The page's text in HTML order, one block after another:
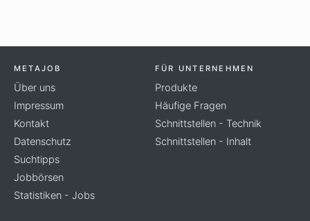
METAJOB
Über uns
Impressum
Kontakt
Datenschutz
Suchtipps
Jobbörsen
Statistiken - Jobs
FÜR UNTERNEHMEN
Produkte
Häufige Fragen
Schnittstellen - Technik
Schnittstellen - Inhalt